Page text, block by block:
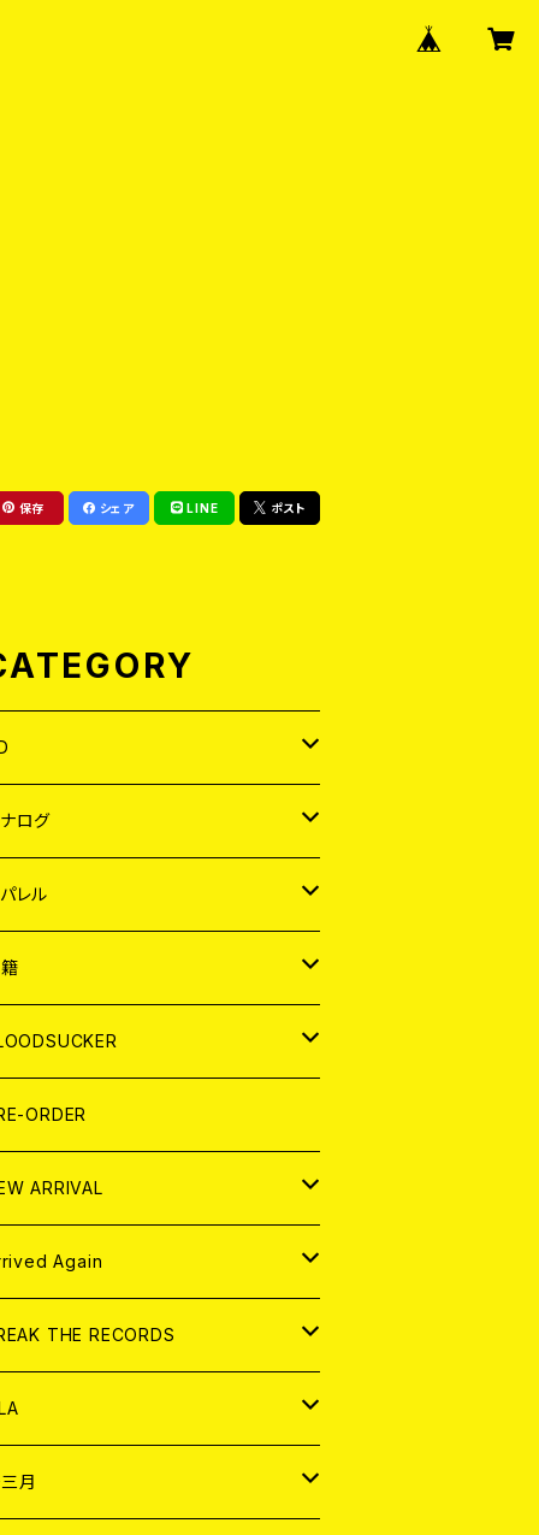
保存 シェア LINE ポスト
ログ
レル
ZINE
集 (PHOTOBOOK)
ログ
レル
CONTENTS
ORDER
ARRIVAL
ログ
Again
ログ
THE RECORDS
月